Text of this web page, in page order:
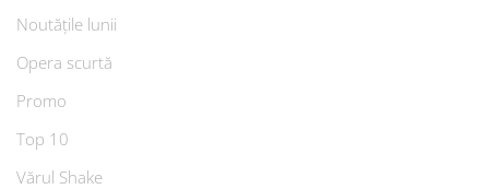
Noutățile lunii
Opera scurtă
Promo
Top 10
Vărul Shake